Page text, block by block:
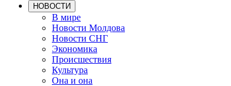
НОВОСТИ
В мире
Новости Молдова
Новости СНГ
Экономика
Происшествия
Культура
Она и она